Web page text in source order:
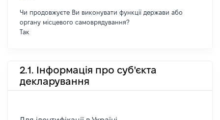
Чи продовжуєте Ви виконувати функції держави або
органу місцевого самоврядування?
Так
2.1. Інформація про суб'єкта
декларування